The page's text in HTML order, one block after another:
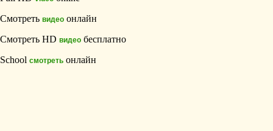
Смотреть видео онлайн
Смотреть HD видео бесплатно
School смотреть онлайн